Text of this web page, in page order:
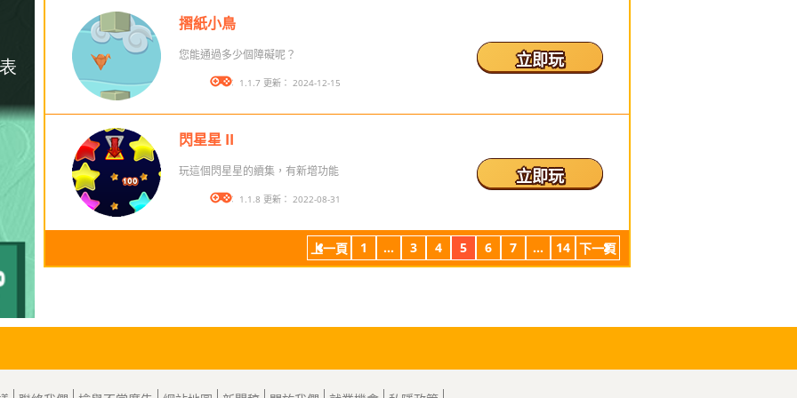
摺紙小鳥
您能通過多少個障礙呢？
版本： 1.1.7 更新： 2024-12-15
立即玩
閃星星 II
玩這個閃星星的續集，有新增功能
版本： 1.1.8 更新： 2022-08-31
立即玩
上一頁 1 ... 3 4 5 6 7 ... 14 下一頁